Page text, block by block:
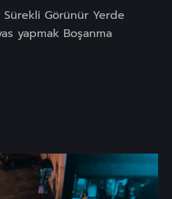
Sürekli Görünür Yerde
yapmak Boşanma